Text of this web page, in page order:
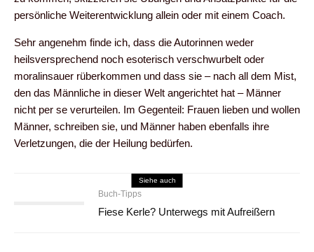
persönliche Weiterentwicklung allein oder mit einem Coach.
Sehr angenehm finde ich, dass die Autorinnen weder
heilsversprechend noch esoterisch verschwurbelt oder
moralinsauer rüberkommen und dass sie – nach all dem Mist,
den das Männliche in dieser Welt angerichtet hat – Männer
nicht per se verurteilen. Im Gegenteil: Frauen lieben und wollen
Männer, schreiben sie, und Männer haben ebenfalls ihre
Verletzungen, die der Heilung bedürfen.
Siehe auch
Buch-Tipps
Fiese Kerle? Unterwegs mit Aufreißern